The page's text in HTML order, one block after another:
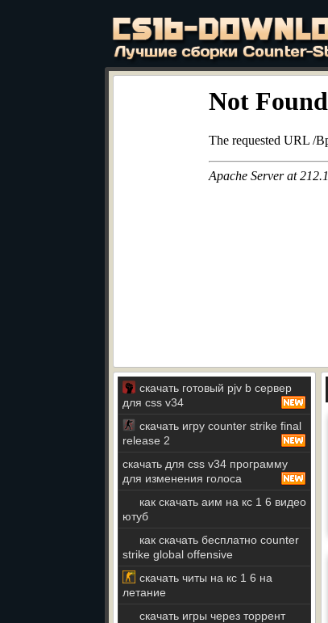
скачать готовый pjv b сервер
для css v34
скачать игру counter strike final
release 2
скачать для css v34 программу
для изменения голоса
как скачать аим на кс 1 6 видео
ютуб
как скачать бесплатно counter
strike global offensive
скачать читы на кс 1 6 на
летание
скачать игры через торрент